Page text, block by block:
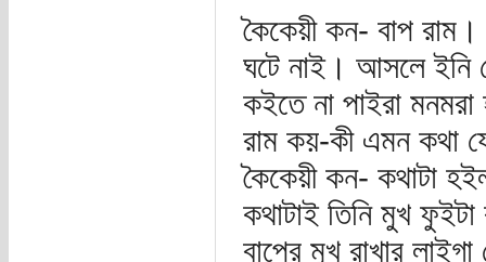
কৈকেয়ী কন- বাপ রাম।
ঘটে নাই। আসলে ইনি
কইতে না পাইরা
রাম কয়-কী এমন কথা
কৈকেয়ী কন- কথাটা
কথাটাই তিনি মুখ
বাপের মুখ রাখার